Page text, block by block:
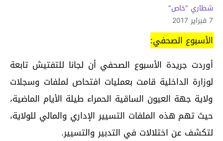
شطاري "خاص"
7 فبراير 2017
الأسبوع الصحفي:
أوردت جريدة الأسبوع الصحفي أن لجانا للتفتيش تابعة
لوزارة الداخلية قامت بعمليات افتحاص لملفات وسجلات
ولاية جهة العيون الساقية الحمراء طيلة الأيام الماضية،
حيث تهم هذه الملفات التسيير الإداري والمالي للولاية،
لتكشف عن اختلالات في التدبير والتسيير.